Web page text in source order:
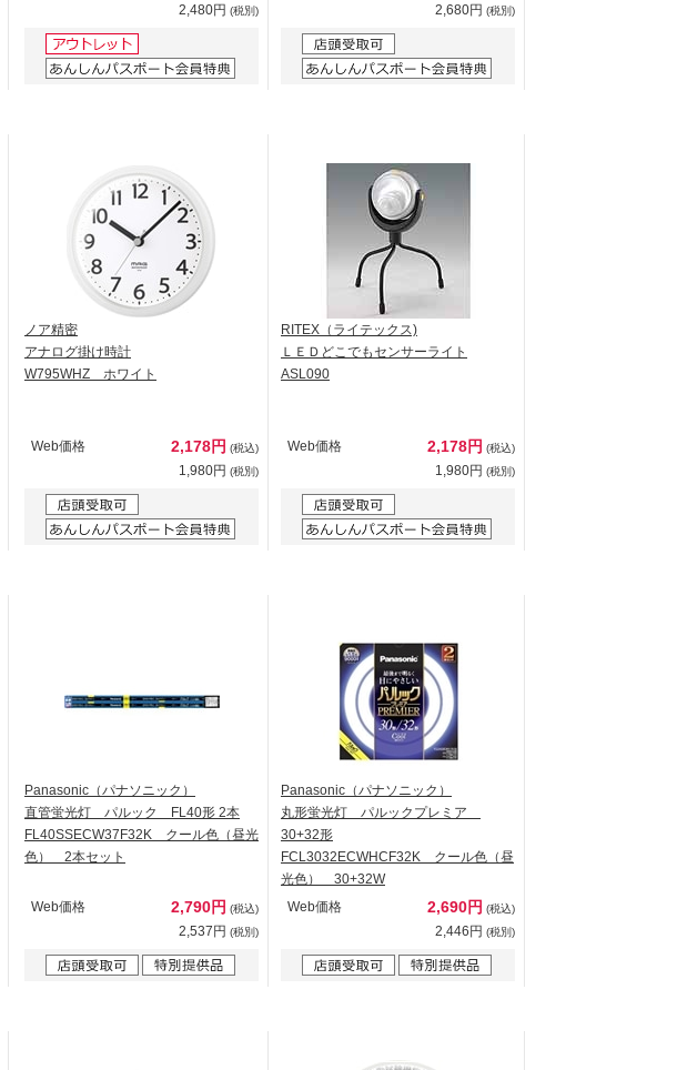
2,480円 (税別) 2,680円 (税別)
ノア精密
アナログ掛け時計
W795WHZ ホワイト
Web価格 2,178円 (税込)
1,980円 (税別)
RITEX（ライテックス)
ＬＥＤどこでもセンサーライト
ASL090
Web価格 2,178円 (税込)
1,980円 (税別)
Panasonic（パナソニック）
直管蛍光灯 パルック FL40形 2本
FL40SSECW37F32K クール色（昼光
色） 2本セット
Web価格 2,790円 (税込)
2,537円 (税別)
Panasonic（パナソニック）
丸形蛍光灯 パルックプレミア
30+32形
FCL3032ECWHCF32K クール色（昼
光色） 30+32W
Web価格
2,690円 (税込)
2,446円 (税別)